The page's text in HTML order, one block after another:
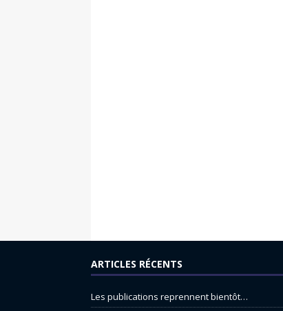
ARTICLES RÉCENTS
Les publications reprennent bientôt…